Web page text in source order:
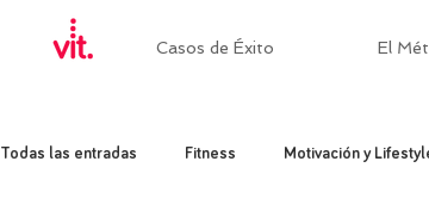
Casos de Éxito El
Todas las entradas Fitness Motivación y